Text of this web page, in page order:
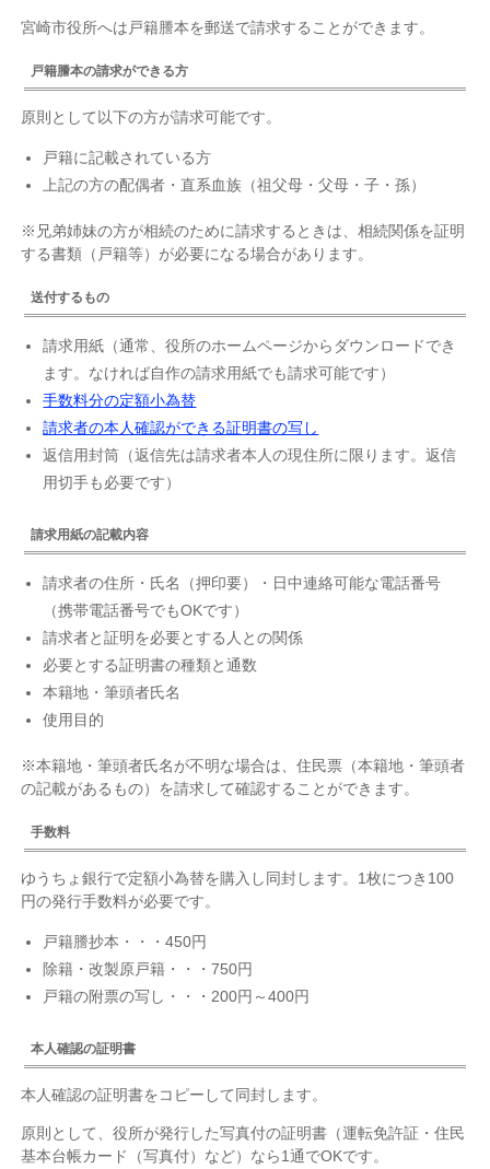
宮崎市役所へは戸籍謄本を郵送で請求することができます。
戸籍謄本の請求ができる方
原則として以下の方が請求可能です。
戸籍に記載されている方
上記の方の配偶者・直系血族（祖父母・父母・子・孫）
※兄弟姉妹の方が相続のために請求するときは、相続関係を証明
する書類（戸籍等）が必要になる場合があります。
送付するもの
請求用紙（通常、役所のホームページからダウンロードでき
ます。なければ自作の請求用紙でも請求可能です）
手数料分の定額小為替
請求者の本人確認ができる証明書の写し
返信用封筒（返信先は請求者本人の現住所に限ります。返信
用切手も必要です）
請求用紙の記載内容
請求者の住所・氏名（押印要）・日中連絡可能な電話番号
（携帯電話番号でもOKです）
請求者と証明を必要とする人との関係
必要とする証明書の種類と通数
本籍地・筆頭者氏名
使用目的
※本籍地・筆頭者氏名が不明な場合は、住民票（本籍地・筆頭者
の記載があるもの）を請求して確認することができます。
手数料
ゆうちょ銀行で定額小為替を購入し同封します。1枚につき100
円の発行手数料が必要です。
戸籍謄抄本・・・450円
除籍・改製原戸籍・・・750円
戸籍の附票の写し・・・200円～400円
本人確認の証明書
本人確認の証明書をコピーして同封します。
原則として、役所が発行した写真付の証明書（運転免許証・住民
基本台帳カード（写真付）など）なら1通でOKです。